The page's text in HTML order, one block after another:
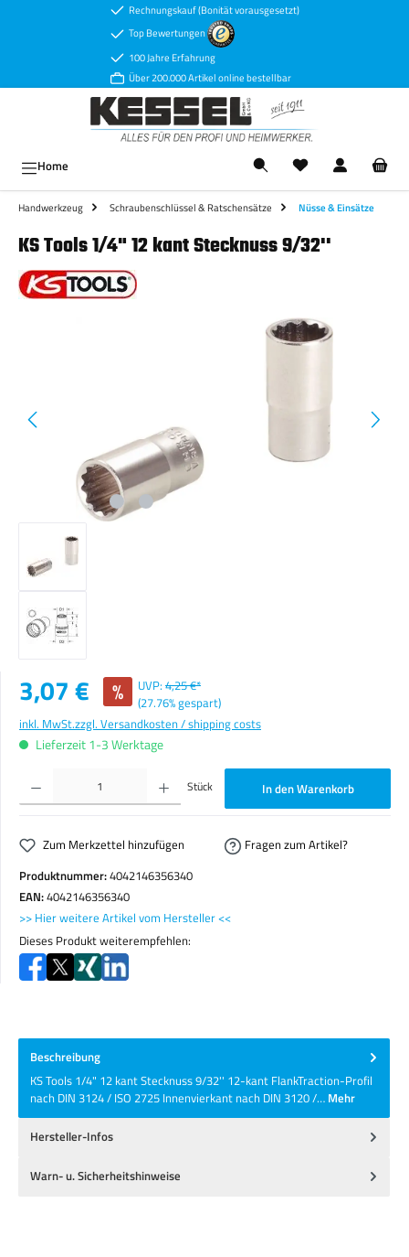
Zum Hauptinhalt springenRechnungskauf (Bonität vorausgesetzt)
Top Bewertungen
100 Jahre Erfahrung
Über 200.000 Artikel online bestellbar
Home
Handwerkzeug Schraubenschlüssel & Ratschensätze Nüsse & Einsätze
KS Tools 1/4" 12 kant Stecknuss 9/32''
Verkaufspreis:
3,07 € % UVP: 4,25 €*
(27.76% gespart)
inkl. MwSt.zzgl. Versandkosten / shipping costs
Lieferzeit 1-3 Werktage
Produkt Anzahl: Gib den gewünschten Wert ein oder benutze die Schaltflächen um die Anzahl zu
Stück In den Warenkorb
Zum Merkzettel hinzufügen
Fragen zum Artikel?
Produktnummer:4042146356340
EAN:4042146356340
>> Hier weitere Artikel vom Hersteller <<
Dieses Produkt weiterempfehlen:
Beschreibung
KS Tools 1/4" 12 kant Stecknuss 9/32'' 12-kant FlankTraction-Profil
nach DIN 3124 / ISO 2725 Innenvierkant nach DIN 3120 /… Mehr
Hersteller-Infos
Warn- u. Sicherheitshinweise